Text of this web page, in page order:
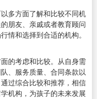
多方面了解和比较不同机
朋友、亲戚或者教育顾问
情和选择到合适的机构。
的考虑和比较。从自身需
、服务质量、合同条款以
过综合比较和推荐，相信
机构，为孩子的未来发展